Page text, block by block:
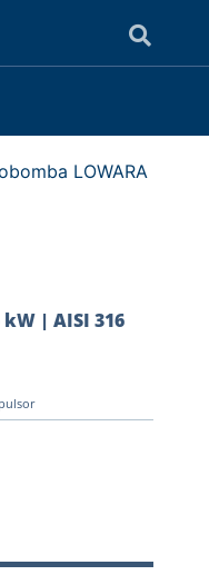
LOWARA
kW | AISI 316